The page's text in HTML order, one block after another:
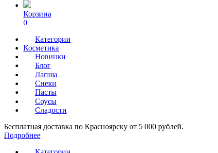
Корзина
0
Категории
Косметика
Новинки
Блог
Лапша
Снеки
Пасты
Соусы
Сладости
Бесплатная доставка по Красноярску от 5 000 рублей.
Подробнее